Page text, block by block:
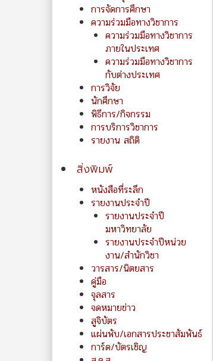
การจัดการศึกษา
ความร่วมมือทางวิชาการ
ความร่วมมือทางวิชาการ
ภายในประเทศ
ความร่วมมือทางวิชาการ
กับต่างประเทศ
การวิจัย
นักศึกษา
พิธีการ/กิจกรรม
การบริการวิชาการ
รายงาน สถิติ
สิ่งพิมพ์
หนังสือที่ระลึก
รายงานประจำปี
รายงานประจำปี
มหาวิทยาลัย
รายงานประจำปีหน่วย
งาน/สำนักวิชา
วารสาร/นิตยสาร
คู่มือ
จุลสาร
จดหมายข่าว
สูจิบัตร
แผ่นพับ/เอกสารประชาสัมพันธ์
การ์ด/บัตรเชิญ